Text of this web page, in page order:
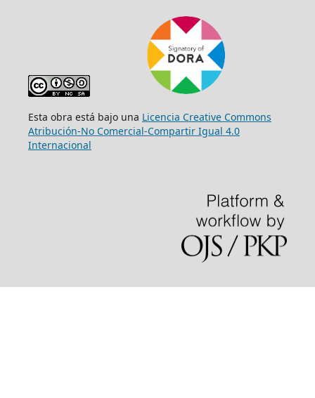
Esta obra está bajo una Licencia Creative Commons
Atribución-No Comercial-Compartir Igual 4.0
Internacional